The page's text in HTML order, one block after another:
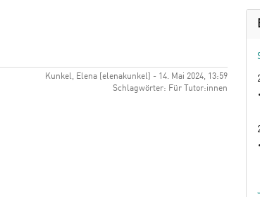
Kunkel, Elena [elenakunkel] - 14. Mai 2024, 13:59
Schlagwörter: Für Tutor:innen